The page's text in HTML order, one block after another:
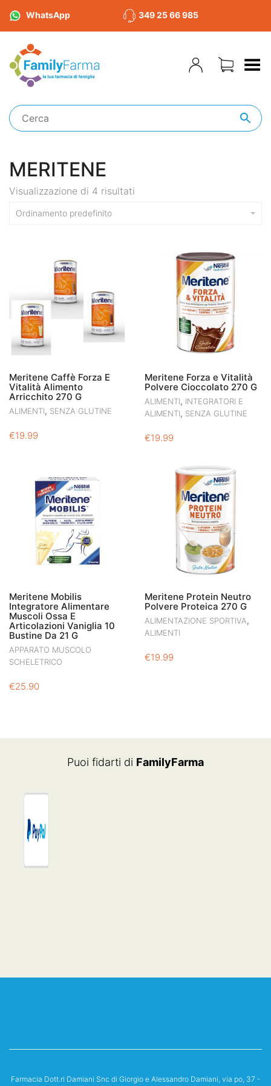
WhatsApp 349 25 66 985
Toggle Menu
MERITENE
Visualizzazione di 4 risultati
Ordinamento predefinito
Meritene Caffè Forza E
Vitalità Alimento
Arricchito 270 G
ALIMENTI, SENZA GLUTINE
€19.99
Meritene Forza e Vitalità
Polvere Cioccolato 270 G
ALIMENTI, INTEGRATORI E
ALIMENTI, SENZA GLUTINE
€19.99
Meritene Mobilis
Integratore Alimentare
Muscoli Ossa E
Articolazioni Vaniglia 10
Bustine Da 21 G
APPARATO MUSCOLO
SCHELETRICO
€25.90
Meritene Protein Neutro
Polvere Proteica 270 G
ALIMENTAZIONE SPORTIVA,
ALIMENTI
€19.99
Puoi fidarti di FamilyFarma
Farmacia Dott.ri Damiani Snc di Giorgio e Alessandro Damiani, via po, 37 -